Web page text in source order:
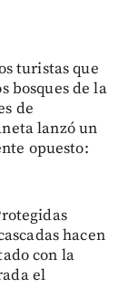
turistas que
bosques de la
de
lanzó un
opuesto:
hacen
con la
el